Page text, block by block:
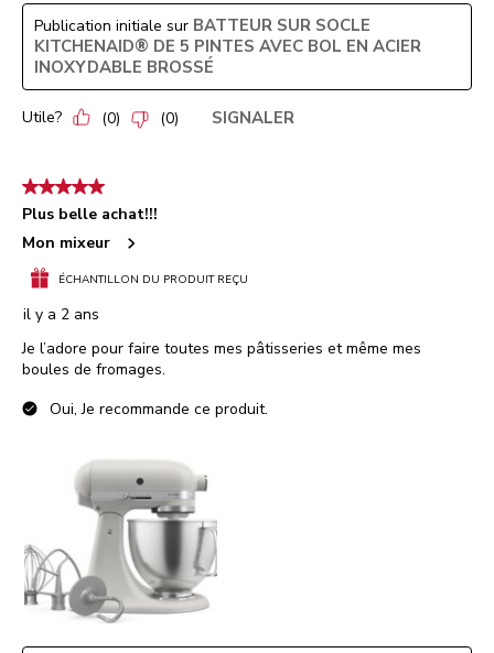
Publication initiale sur BATTEUR SUR SOCLE
KITCHENAID® DE 5 PINTES AVEC BOL EN ACIER
INOXYDABLE BROSSÉ
Utile? (0) (0) SIGNALER
5 étoile(s) sur 5.
Plus belle achat!!!
Mon mixeur
ÉCHANTILLON DU PRODUIT REÇU
il y a 2 ans
Je l’adore pour faire toutes mes pâtisseries et même mes
boules de fromages.
Oui, Je recommande ce produit.